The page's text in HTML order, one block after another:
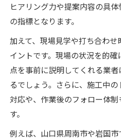
ヒアリング力や提案内容の具
の指標となります。
加えて、現場見学や打ち合わ
イントです。現場の状況を的
点を事前に説明してくれる業
るでしょう。さらに、施工中
対応や、作業後のフォロー体
す。
例えば、山口県周南市や岩国市